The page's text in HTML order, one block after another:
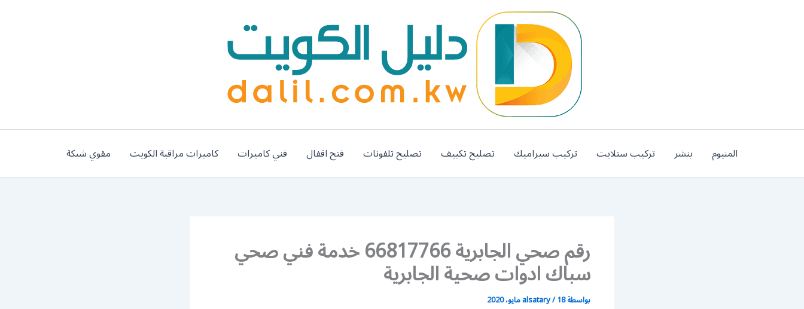
المنيوم بنشر تركيب ستلايت تركيب سيراميك تصليح تكييف تصليح تلفونات فتح اقفال فني كاميرات كاميرات مراقبة الكويت مقوي شبكة
رقم صحي الجابرية 66817766 خدمة فني صحي
سباك ادوات صحية الجابرية
بواسطة alsatary/18 مايو، 2020